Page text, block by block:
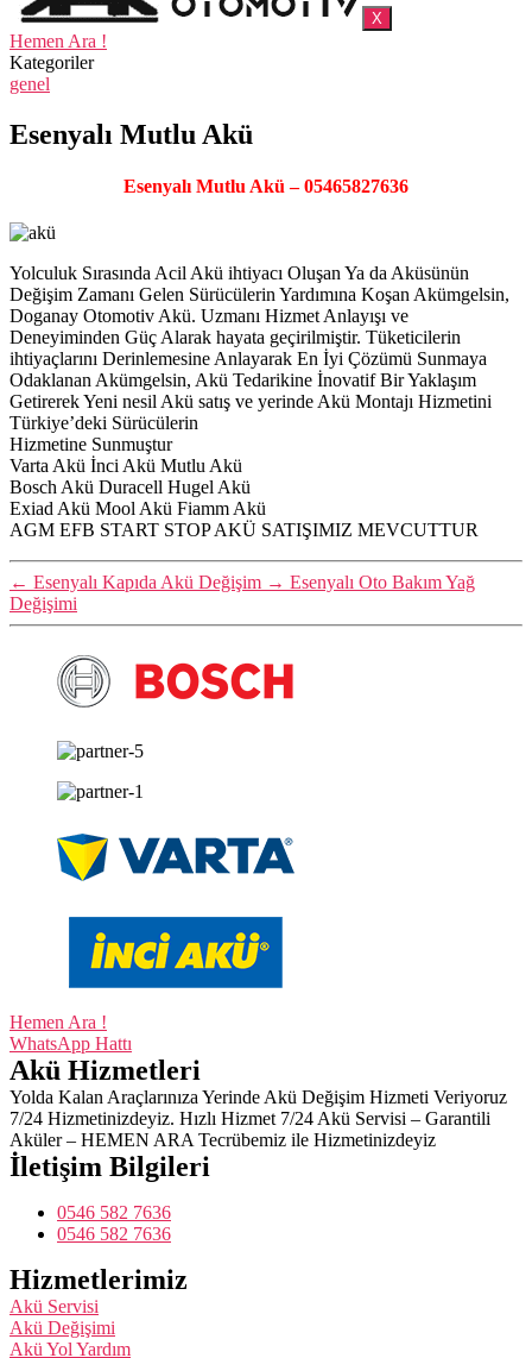
X
Hemen Ara !
Kategoriler
genel
Esenyalı Mutlu Akü
Esenyalı Mutlu Akü – 05465827636
Yolculuk Sırasında Acil Akü ihtiyacı Oluşan Ya da Aküsünün
Değişim Zamanı Gelen Sürücülerin Yardımına Koşan Akümgelsin,
Doganay Otomotiv Akü. Uzmanı Hizmet Anlayışı ve
Deneyiminden Güç Alarak hayata geçirilmiştir. Tüketicilerin
ihtiyaçlarını Derinlemesine Anlayarak En İyi Çözümü Sunmaya
Odaklanan Akümgelsin, Akü Tedarikine İnovatif Bir Yaklaşım
Getirerek Yeni nesil Akü satış ve yerinde Akü Montajı Hizmetini
Türkiye’deki Sürücülerin
Hizmetine Sunmuştur
Varta Akü İnci Akü Mutlu Akü
Bosch Akü Duracell Hugel Akü
Exiad Akü Mool Akü Fiamm Akü
AGM EFB START STOP AKÜ SATIŞIMIZ MEVCUTTUR
← Esenyalı Kapıda Akü Değişim → Esenyalı Oto Bakım Yağ
Değişimi
Hemen Ara !
WhatsApp Hattı
Akü Hizmetleri
Yolda Kalan Araçlarınıza Yerinde Akü Değişim Hizmeti Veriyoruz
7/24 Hizmetinizdeyiz. Hızlı Hizmet 7/24 Akü Servisi – Garantili
Aküler – HEMEN ARA Tecrübemiz ile Hizmetinizdeyiz
İletişim Bilgileri
0546 582 7636
0546 582 7636
Hizmetlerimiz
Akü Servisi
Akü Değişimi
Akü Yol Yardım